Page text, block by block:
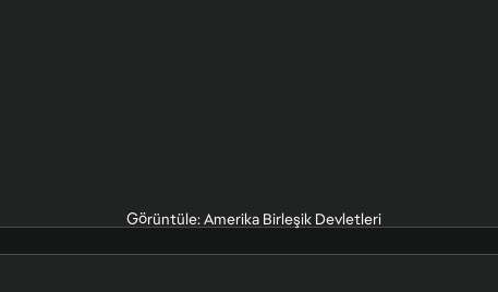
Görüntüle: Amerika Birleşik Devletleri